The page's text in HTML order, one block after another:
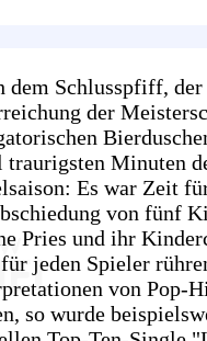
dem Schlusspfiff, der
der
traurigsten Minuten
Es war Zeit
von fünf
Pries und ihr
jeden Spieler
von Pop-
so wurde